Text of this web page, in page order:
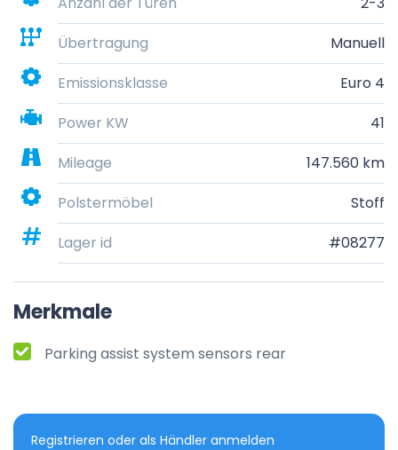
Übertragung
Manuell
Emissionsklasse
Euro 4
Power KW
41
Mileage
147.560 km
Polstermöbel
Stoff
Lager id
#08277
Merkmale
Parking assist system sensors rear
Registrieren oder als Händler anmelden